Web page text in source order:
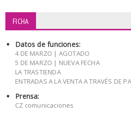
FICHA
Datos de funciones:
4 DE MARZO | AGOTADO
5 DE MARZO | NUEVA FECHA
LA TRASTIENDA
ENTRADAS A LA VENTA A TRAVÉS DE
Prensa:
CZ comunicaciones